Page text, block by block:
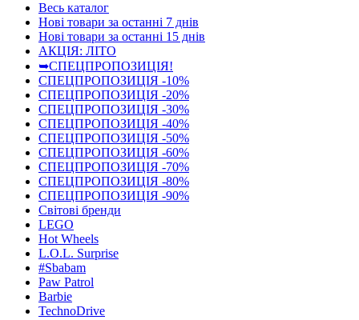
Весь каталог
Нові товари за останнi 7 днiв
Нові товари за останнi 15 днiв
АКЦІЯ: ЛІТО
➥СПЕЦПРОПОЗИЦІЯ!
СПЕЦПРОПОЗИЦІЯ -10%
СПЕЦПРОПОЗИЦІЯ -20%
СПЕЦПРОПОЗИЦІЯ -30%
СПЕЦПРОПОЗИЦІЯ -40%
СПЕЦПРОПОЗИЦІЯ -50%
СПЕЦПРОПОЗИЦІЯ -60%
СПЕЦПРОПОЗИЦІЯ -70%
СПЕЦПРОПОЗИЦІЯ -80%
СПЕЦПРОПОЗИЦІЯ -90%
Світові бренди
LEGO
Hot Wheels
L.O.L. Surprise
#Sbabam
Paw Patrol
Barbie
TechnoDrive